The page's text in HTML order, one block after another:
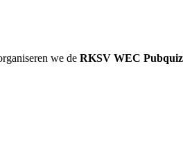
we de RKSV WEC Pubquiz